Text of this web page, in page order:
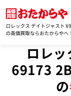
ロレックス デイトジャスト
の高価買取ならおたからやへ！
ロレ
69173
の